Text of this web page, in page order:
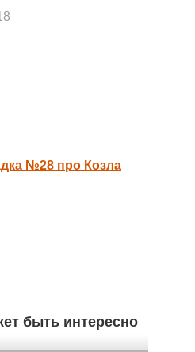
№28 про Козла
быть интересно